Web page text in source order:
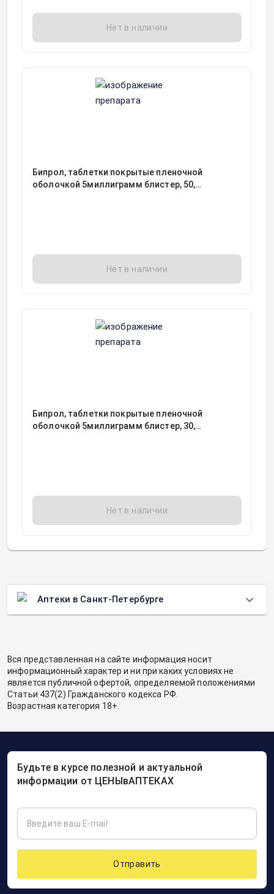
Нет в наличии
Бипрол, таблетки покрытые пленочной
оболочкой 5миллиграмм блистер, 50,
Нет в наличии
Бипрол, таблетки покрытые пленочной
оболочкой 5миллиграмм блистер, 30,
Нет в наличии
Аптеки в Санкт-Петербурге
Вся представленная на сайте информация носит
информационный характер и ни при каких условиях не
является публичной офертой, определяемой положениями
Статьи 437(2) Гражданского кодекса РФ.
Возрастная категория 18+.
Будьте в курсе полезной и актуальной
информации от ЦЕНЫвАПТЕКАХ
Отправить